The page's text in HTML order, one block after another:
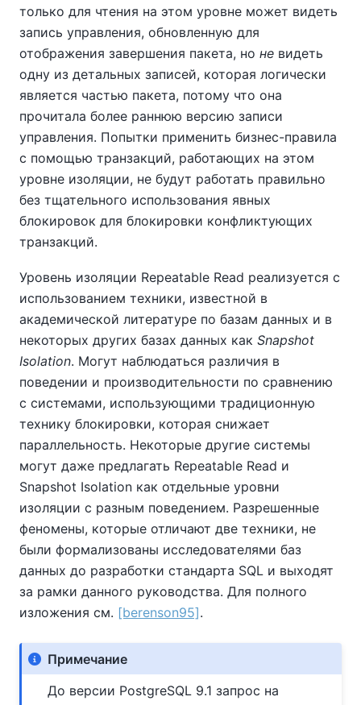
только для чтения на этом уровне может видеть
запись управления, обновленную для
отображения завершения пакета, но не видеть
одну из детальных записей, которая логически
является частью пакета, потому что она
прочитала более раннюю версию записи
управления. Попытки применить бизнес-правила
с помощью транзакций, работающих на этом
уровне изоляции, не будут работать правильно
без тщательного использования явных
блокировок для блокировки конфликтующих
транзакций.
Уровень изоляции Repeatable Read реализуется с
использованием техники, известной в
академической литературе по базам данных и в
некоторых других базах данных как Snapshot
Isolation. Могут наблюдаться различия в
поведении и производительности по сравнению
с системами, использующими традиционную
технику блокировки, которая снижает
параллельность. Некоторые другие системы
могут даже предлагать Repeatable Read и
Snapshot Isolation как отдельные уровни
изоляции с разным поведением. Разрешенные
феномены, которые отличают две техники, не
были формализованы исследователями баз
данных до разработки стандарта SQL и выходят
за рамки данного руководства. Для полного
изложения см. [berenson95].
Примечание
До версии PostgreSQL 9.1 запрос на